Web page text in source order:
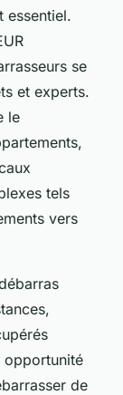
essentiel.
se
et experts.
le
tels
vers
opportunité
de